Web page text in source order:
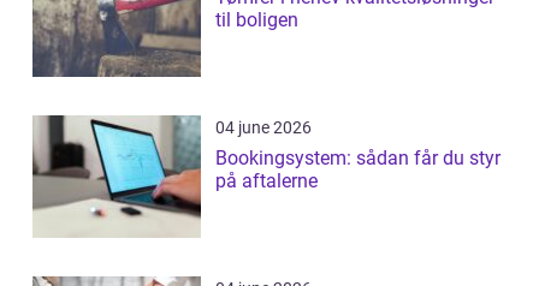
til boligen
04 june 2026
Bookingsystem: sådan får du styr
på aftalerne